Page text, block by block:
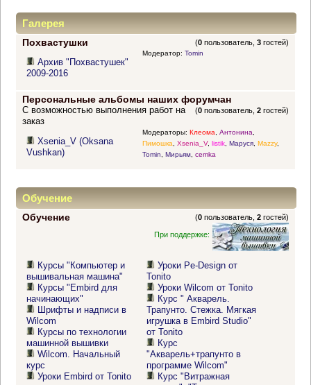
Галерея
Похвастушки (0 пользователь,3 гостей)
Архив "Похвастушек"
2009-2016
Модератор: Tomin
Персональные альбомы наших форумчан
(0 пользователь,2 гостей)
С возможностью выполнения работ на
заказ
Xsenia_V (Oksana
Vushkan)
Модераторы: Клеома, Антонина,
Пимошка, Xsenia_V, listik, Маруся, Mazzy,
Tomin, Мирьям, cemka
Обучение
Обучение (0 пользователь,2 гостей)
При поддержке:
Курсы "Компьютер и
вышивальная машина"
Курсы "Embird для
начинающих"
Шрифты и надписи в
Wilcom
Курсы по технологии
машинной вышивки
Wilcom. Начальный
курс
Уроки Embird от Tonito
Уроки Pe-Design от
Tonito
Уроки Wilcom от Tonito
Курс " Акварель.
Трапунто. Стежка. Мягкая
игрушка в Embird Studio"
от Tonito
Курс
"Акварель+трапунто в
программе Wilcom"
Курс "Витражная